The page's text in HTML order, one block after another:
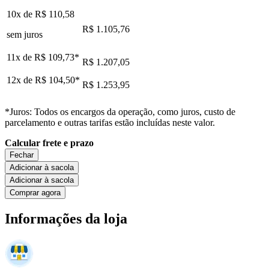
10x de R$ 110,58
sem juros
R$ 1.105,76
11x de R$ 109,73* R$ 1.207,05
12x de R$ 104,50* R$ 1.253,95
*Juros: Todos os encargos da operação, como juros, custo de
parcelamento e outras tarifas estão incluídas neste valor.
Calcular frete e prazo
Fechar
Adicionar à sacola
Adicionar à sacola
Comprar agora
Informações da loja